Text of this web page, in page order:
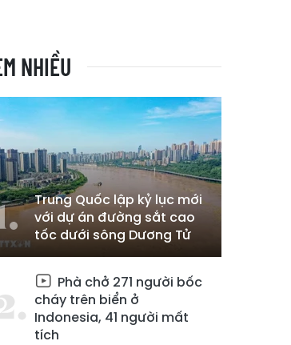
NHIỀU
Trung Quốc lập kỷ lục mới
với dự án đường sắt cao
tốc dưới sông Dương Tử
Phà chở 271 người bốc
cháy trên biển ở
Indonesia, 41 người mất
tích